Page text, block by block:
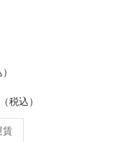
税込）
賃